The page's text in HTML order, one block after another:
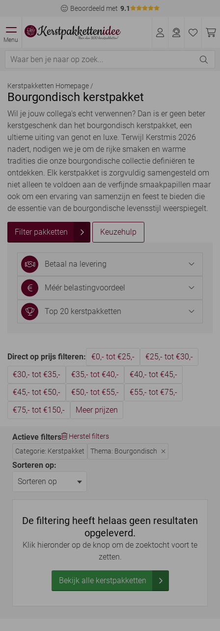
Beoordeeld met 9.1
Menu
Kerstpakketten Homepage /
Bourgondisch kerstpakket
Wil je jouw collega's echt verwennen? Dan is er geen beter
kerstgeschenk dan het bourgondisch kerstpakket, een
ultieme uiting van genot en luxe. Terwijl Kerstmis 2026
nadert, nodigen we je om de rijke smaken en warme
tradities die onze bourgondische collectie definiëren te
ontdekken. Elk kerstpakket is zorgvuldig samengesteld om
niet alleen te voldoen aan de verfijnde smaakpapillen maar
ook om een ervaring van samenzijn en feest te bieden die
de essentie van de bourgondische levensstijl weerspiegelt.
Filter pakketten Keuzehulp
Betaal na levering
Méér belastingvoordeel
Top 20 kerstpakketten
Direct op prijs filteren: €0,- tot €25,-
€25,- tot €30,-
€30,- tot €35,-
€35,- tot €40,-
€40,- tot €45,-
€45,- tot €50,-
€50,- tot €55,-
€55,- tot €75,-
€75,- tot €150,-
Meer prijzen
Actieve filters
Herstel filters
Categorie: Kerstpakket
Thema: Bourgondisch
Sorteren op:
De filtering heeft helaas geen resultaten
opgeleverd.
Klik hieronder op de knop om de zoektocht voort te
zetten.
Bekijk alle kerstpakketten